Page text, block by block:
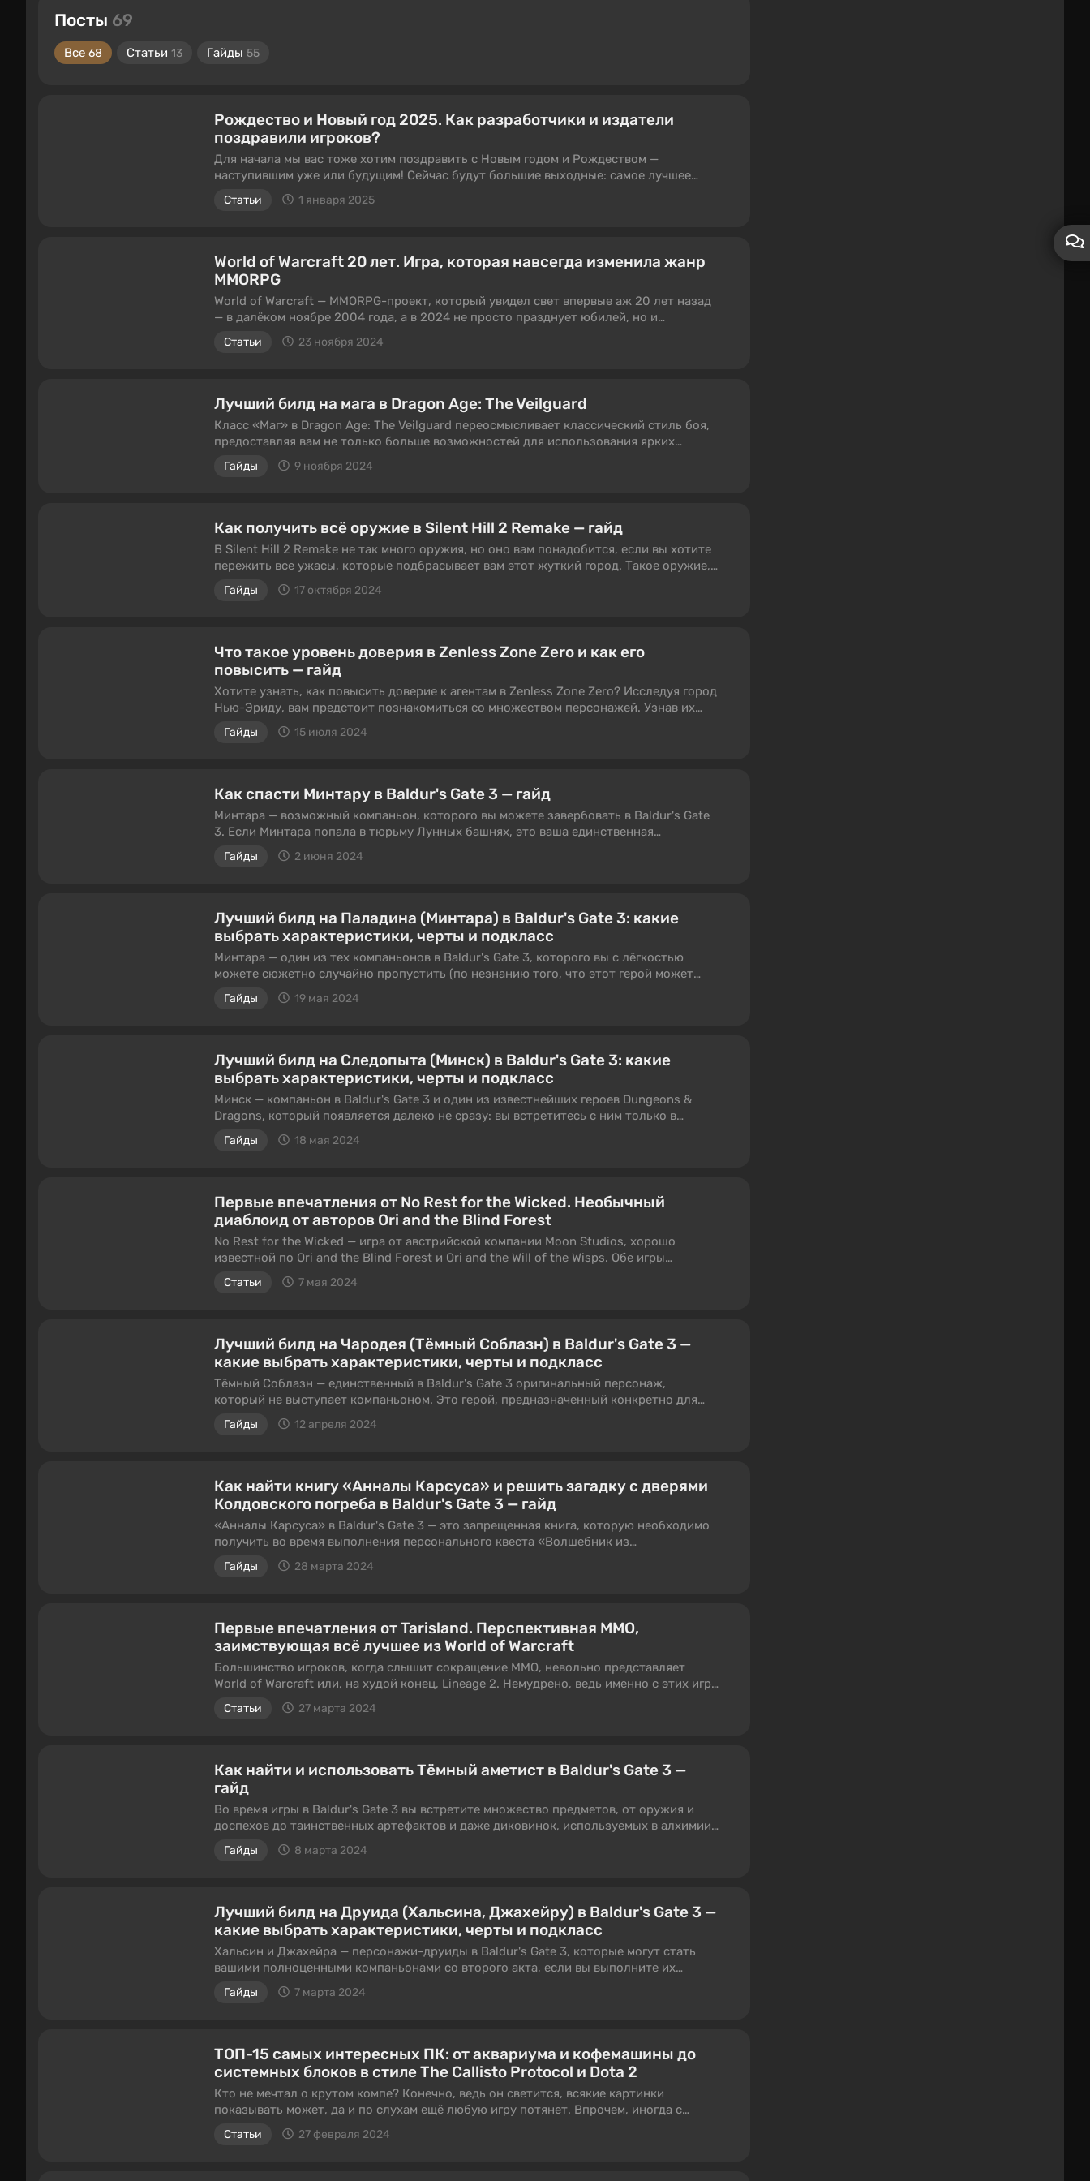
Посты 69
Все 68 Статьи 13 Гайды 55
Рождество и Новый год 2025. Как разработчики и издатели
поздравили игроков?
Для начала мы вас тоже хотим поздравить с Новым годом и Рождеством —
наступившим уже или будущим! Сейчас будут большие выходные: самое лучшее
время, чтобы отдохнуть, закупиться на распродажах и поиграть в любимые игры. Но
как в этом году поздравили разработчики и издатели? Сейчас расскажем и
Статьи 1 января 2025
World of Warcraft 20 лет. Игра, которая навсегда изменила жанр
MMORPG
World of Warcraft — MMORPG-проект, который увидел свет впервые аж 20 лет назад
— в далёком ноябре 2004 года, а в 2024 не просто празднует юбилей, но и
продолжает своё существование до сих пор.
контент, как то же дополнение The War Within, вышедшее 26 августа 2024 года.
Сейчас полно MMORPG на любой вкус, цвет и регион, но как случилось так, что
именно WoW стала фактически именем нарицательным в этом жанре? Сейчас
разберёмся.
Статьи 23 ноября 2024
Лучший билд на мага в Dragon Age: The Veilguard
Класс «Маг» в Dragon Age: The Veilguard переосмысливает классический стиль боя,
предоставляя вам не только больше возможностей для использования ярких
элементальных атак, но и больше способов контролировать и ослаблять врагов. В
этом гайде перечислены лучшие умения и многое другое для комфортной игры.
Гайды 9 ноября 2024
Как получить всё оружие в Silent Hill 2 Remake — гайд
В Silent Hill 2 Remake не так много оружия, но оно вам понадобится, если вы хотите
пережить все ужасы, которые подбрасывает вам этот жуткий город. Такое оружие,
как пистолет, дробовик и охотничье ружье, является технически необязательным и
может быть пропущено: если вы продвинетесь слишком далеко, то, возможно, не
Гайды 17 октября 2024
Что такое уровень доверия в Zenless Zone Zero и как его
повысить — гайд
Хотите узнать, как повысить доверие к агентам в Zenless Zone Zero? Исследуя город
Нью-Эриду, вам предстоит познакомиться со множеством персонажей. Узнав их
получше, вы сможете повысить свой рейтинг доверия, что позволит вам узнать о
них больше и получить вознаграждение. Однако для этого вам необходимо
Гайды 15 июля 2024
Как спасти Минтару в Baldur's Gate 3 — гайд
Минтара — возможный компаньон, которого вы можете завербовать в Baldur's Gate
3. Если Минтара попала в тюрьму Лунных башнях, это ваша единственная
возможность спасти и завербовать её, пока это ещё возможно. Как это сделать, мы
расскажем в этом гайде.
Гайды 2 июня 2024
Лучший билд на Паладина (Минтара) в Baldur's Gate 3: какие
выбрать характеристики, черты и подкласс
Минтара — один из тех компаньонов в Baldur's Gate 3, которого вы с лёгкостью
можете сюжетно случайно пропустить (по незнанию того, что этот герой может
прийти к вам в лагерь). Чаще всего Минтара присоединяется к отряду в том случае,
если вы решили пойти по злой ветке развития персонажа. Но есть и другой вариант,
Гайды 19 мая 2024
Лучший билд на Следопыта (Минск) в Baldur's Gate 3: какие
выбрать характеристики, черты и подкласс
Минск — компаньон в Baldur's Gate 3 и один из известнейших героев Dungeons &
Dragons, который появляется далеко не сразу: вы встретитесь с ним только в
третьем акте. Но и это не всё, ведь он пойдёт с вами только в случае выполнения
обязательных условий. Но если здоровяк всё же оказался в вашей команде, в этом
Гайды 18 мая 2024
Первые впечатления от No Rest for the Wicked. Необычный
диаблоид от авторов Ori and the Blind Forest
No Rest for the Wicked — игра от австрийской компании Moon Studios, хорошо
известной по Ori and the Blind Forest и Ori and the Will of the Wisps. Обе игры
полюбились не только своей сложностью, интересным сюжетом и визуальной
составляющей, но и музыкой, которая входит в списки лучших игровых саундтреков
пораженный болезнью остров, который предстоит спасти.
Статьи 7 мая 2024
Лучший билд на Чародея (Тёмный Соблазн) в Baldur's Gate 3 —
какие выбрать характеристики, черты и подкласс
Тёмный Соблазн — единственный в Baldur's Gate 3 оригинальный персонаж,
который не выступает компаньоном. Это герой, предназначенный конкретно для
игрока. Отличается он своей жестокостью и особой сюжетной линией, которая
сильно влияет на геймплей. Изначально он предстает перед нами как
Гайды 12 апреля 2024
Как найти книгу «‎Анналы Карсуса» и решить загадку с дверями
Колдовского погреба в Baldur's Gate 3 — гайд
«Анналы Карсуса» в Baldur's Gate 3 — это запрещенная книга, которую необходимо
получить во время выполнения персонального квеста «Волшебник из
Глубоководья». Гейл считает, что из этого редкого документа команда сможет
узнать важную информацию о нетерийской короне на Старшем Мозге. К сожалению,
вызывало у вас никаких трудностей.
Гайды 28 марта 2024
Первые впечатления от Tarisland. Перспективная ММО,
заимствующая всё лучшее из World of Warcraft
Большинство игроков, когда слышит сокращение ММО‎, невольно представляет
World of Warcraft или, на худой конец, Lineage 2. Немудрено, ведь именно с этих игр
у многих в принципе началось знакомство с таким удивительным концептом
геймплея, как «убей пять кабанов и заработай самый высокий рейтинг на поле боя».
к самому жанру. Принцип pay-to-win так сильно въелся в большинство
современных проектов, что непонятно, как они вообще могли рассчитывать на
успех с таким подходом. И, что самое интересное, это почти не про Tarisland.
Статьи 27 марта 2024
Как найти и использовать Тёмный аметист в Baldur's Gate 3 —
гайд
Во время игры в Baldur's Gate 3 вы встретите множество предметов, от оружия и
доспехов до таинственных артефактов и даже диковинок, используемых в алхимии.
Среди них — странный и зловещий Тёмный аметист, который можно получить во
время первого акта игры. В этом гайде мы и расскажем, где и как его отыскать.
Гайды 8 марта 2024
Лучший билд на Друида (Хальсина, Джахейру) в Baldur's Gate 3 —
какие выбрать характеристики, черты и подкласс
Хальсин и Джахейра — персонажи-друиды в Baldur's Gate 3, которые могут стать
вашими полноценными компаньонами со второго акта, если вы выполните их
квестовые цепочки. Чтобы не разбирать билд на каждого по отдельности, мы
собрали достаточно универсальный гайд на любого друида, чтобы вы могли
Гайды 7 марта 2024
ТОП-15 самых интересных ПК: от аквариума и кофемашины до
системных блоков в стиле The Callisto Protocol и Dota 2
Кто не мечтал о крутом компе? Конечно, ведь он светится, всякие картинки
показывать может, да и по слухам ещё любую игру потянет. Впрочем, иногда с
внешним видом лучше не мудрить, иначе может получиться совсем причудливый
результат. Мы собрали подборку из пятнадцати необычных корпусов, некоторые из
Статьи 27 февраля 2024